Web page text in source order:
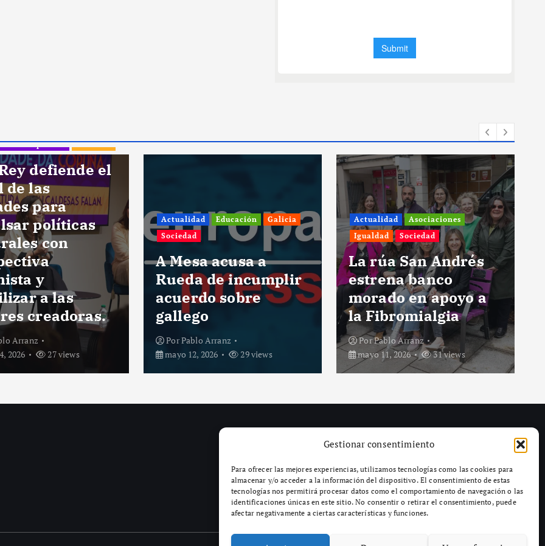
Gestionar consentimiento
Para ofrecer las mejores experiencias, utilizamos tecnologías como las cookies para
almacenar y/o acceder a la información del dispositivo. El consentimiento de estas
tecnologías nos permitirá procesar datos como el comportamiento de navegación o las
identificaciones únicas en este sitio. No consentir o retirar el consentimiento, puede
afectar negativamente a ciertas características y funciones.
Educación
acusa a
de incumplir
sobre
Arranz
2026
29 views
Actualidad
Asociaciones
Igualdad
Sociedad
La rúa San Andrés
estrena banco
morado en apoyo a
la Fibromialgia
PorPablo Arranz
mayo 11, 2026
31 views
Actualidad
Pontevedra
Sociedad
Tres personas
heridas en colisión
de tres vehículos en
Marín (Pontevedra)
PorPablo Arranz
mayo 11, 2026
31 views